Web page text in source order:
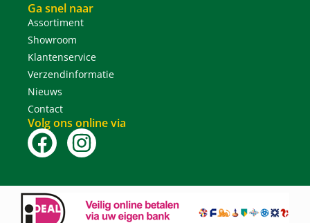
Ga snel naar
Assortiment
Showroom
Klantenservice
Verzendinformatie
Nieuws
Contact
Volg ons online via